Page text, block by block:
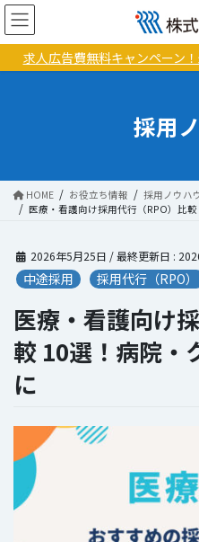
コ
ン
テ
ナ
ビ
ゲ
動
求人広告費無料キャンペーン
採用
HOME お役立ち情報
採用ノウハ
医療・看護向け採用代行（RPO）比
2026年5月25日 / 最終更新日 :
中途採用 採用代行（RPO）
医療・看護向け
較 10選！病院・
に